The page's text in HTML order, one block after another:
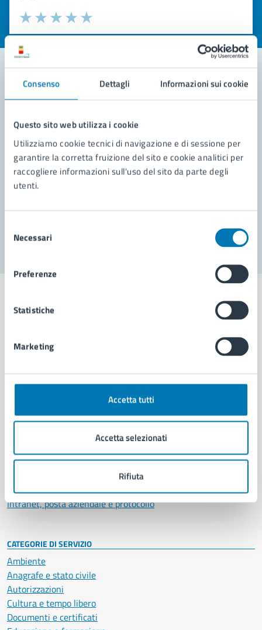
Consenso Dettagli Informazioni sui cookie
Questo sito web utilizza i cookie
Utilizziamo cookie tecnici di navigazione e di sessione per
garantire la corretta fruizione del sito e cookie analitici per
raccogliere informazioni sull'uso del sito da parte degli
utenti.
delNecessari
Preferenze
Statistiche
Marketing
Accetta tutti
Accetta selezionati
Rifiuta
Valuta la chiarezza delle informazioni (da 1 a 5 stelle)
Seleziona il numero di stelle per valutare la chiarezza delle
Valuta 5 stelle su 5
Valuta 4 stelle su 5
Valuta 3 stelle su 5
Valuta 2 stelle su 5
Valuta 1 stelle su 5
Contatta il comune
Leggi le domande frequenti
Richiedi assistenza
Prenota appuntamento
Municipalità
Politici
Documenti e dati
Intranet, posta aziendale e protocollo
CATEGORIE DI SERVIZIO
Ambiente
Anagrafe e stato civile
Autorizzazioni
Cultura e tempo libero
Documenti e certificati